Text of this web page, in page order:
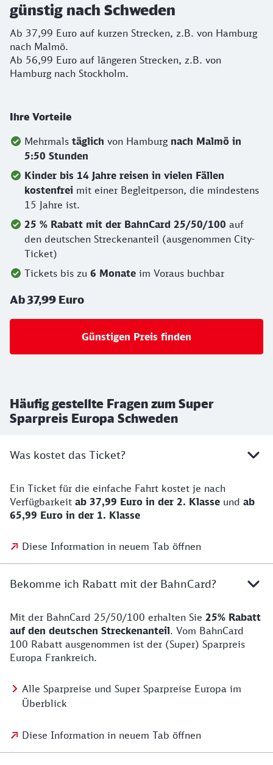
günstig nach Schweden
Ab 37,99 Euro auf kurzen Strecken, z.B. von Hamburg
nach Malmö.
Ab 56,99 Euro auf längeren Strecken, z.B. von
Hamburg nach Stockholm.
Ihre Vorteile
Mehrmals täglich von Hamburg nach Malmö in
5:50 Stunden
Kinder bis 14 Jahre reisen in vielen Fällen
kostenfrei mit einer Begleitperson, die mindestens
15 Jahre ist.
25 % Rabatt mit der BahnCard 25/50/100 auf
den deutschen Streckenanteil (ausgenommen City-
Ticket)
Tickets bis zu 6 Monate im Voraus buchbar
Ab 37,99 Euro
Günstigen Preis finden
Häufig gestellte Fragen zum Super
Sparpreis Europa Schweden
Was kostet das Ticket?
Ein Ticket für die einfache Fahrt kostet je nach
Verfügbarkeit ab 37,99 Euro in der 2. Klasse und ab
65,99 Euro in der 1. Klasse
Diese Information in neuem Tab öffnen
Bekomme ich Rabatt mit der BahnCard?
Mit der BahnCard 25/50/100 erhalten Sie 25% Rabatt
auf den deutschen Streckenanteil. Vom BahnCard
100 Rabatt ausgenommen ist der (Super) Sparpreis
Europa Frankreich.
Alle Sparpreise und Super Sparpreise Europa im
Überblick
Diese Information in neuem Tab öffnen